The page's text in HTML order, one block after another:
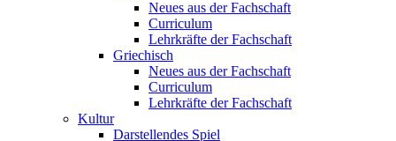
Neues aus der Fachschaft
Curriculum
Lehrkräfte der Fachschaft
Griechisch
Neues aus der Fachschaft
Curriculum
Lehrkräfte der Fachschaft
Kultur
Darstellendes Spiel